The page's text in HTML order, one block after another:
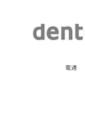
電通